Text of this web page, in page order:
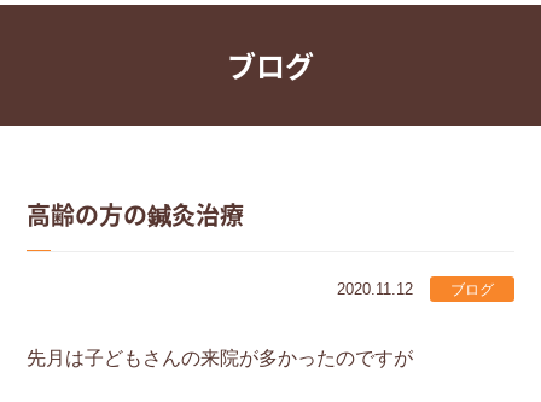
ブログ
高齢の方の鍼灸治療
2020.11.12 ブログ
先月は子どもさんの来院が多かったのですが